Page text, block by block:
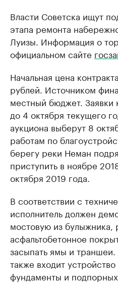
Власти Советска ищут
этапа ремонта
Луизы. Информация о
официальном сайте
Начальная цена
рублей. Источником
местный бюджет.
до 4 октября текущего
аукциона выберут 8
работам по
берегу реки Неман
приступить в ноябре
октября 2019 года.
В соответствии с
исполнитель должен
мостовую из булыжника,
асфальтобетонное
засыпать ямы и
также входит
фундаменты и